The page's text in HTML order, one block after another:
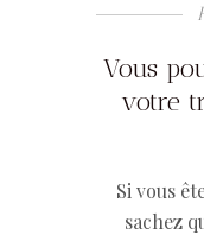
Vous
votre
Si vous
sachez